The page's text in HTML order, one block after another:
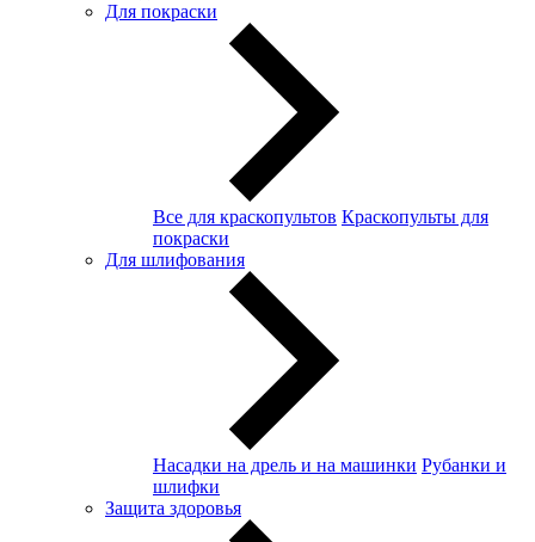
Для покраски
Все для краскопультов Краскопульты для
покраски
Для шлифования
Насадки на дрель и на машинки Рубанки и
шлифки
Защита здоровья